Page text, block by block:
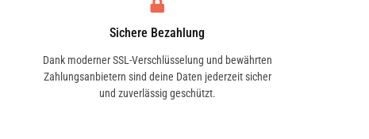
Sichere Bezahlung
Dank moderner SSL-Verschlüsselung und bewährten
Zahlungsanbietern sind deine Daten jederzeit sicher
und zuverlässig geschützt.